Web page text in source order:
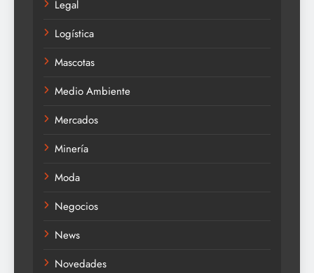
Legal
Logística
Mascotas
Medio Ambiente
Mercados
Minería
Moda
Negocios
News
Novedades